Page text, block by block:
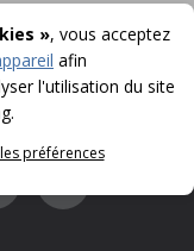
», vous acceptez
afin
l'utilisation du site
préférences